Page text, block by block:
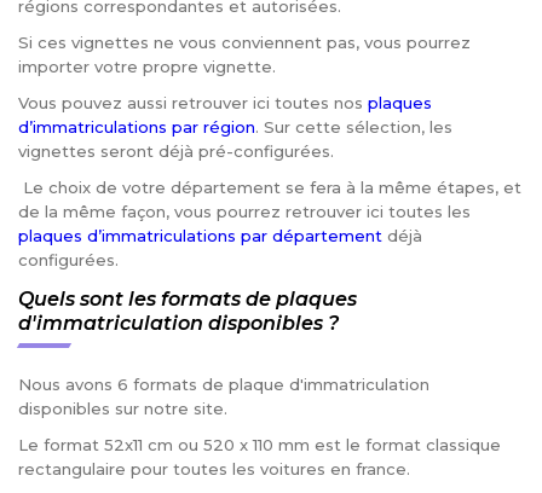
régions correspondantes et autorisées.
Si ces vignettes ne vous conviennent pas, vous pourrez
importer votre propre vignette.
Vous pouvez aussi retrouver ici toutes nos plaques
d’immatriculations par région. Sur cette sélection, les
vignettes seront déjà pré-configurées.
Le choix de votre département se fera à la même étapes, et
de la même façon, vous pourrez retrouver ici toutes les
plaques d’immatriculations par département déjà
configurées.
Quels sont les formats de plaques
d'immatriculation disponibles ?
Nous avons 6 formats de plaque d'immatriculation
disponibles sur notre site.
Le format 52x11 cm ou 520 x 110 mm est le format classique
rectangulaire pour toutes les voitures en france.